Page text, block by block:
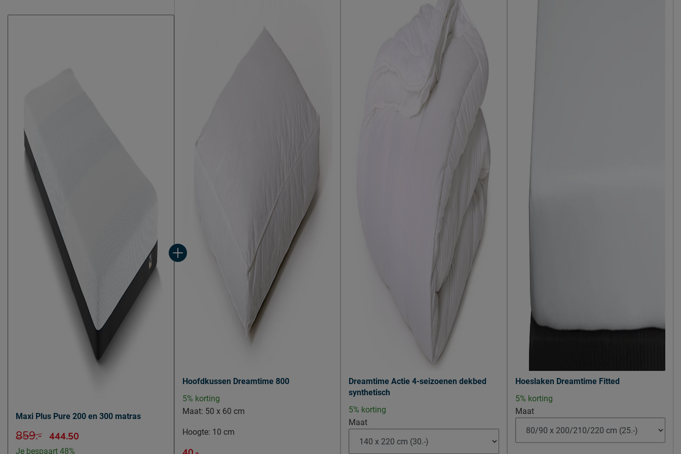
Aantal veren per m2 (circa)
Tijk (matrashoes)
Handvatten
Tijk afritsbaar
Anti huisstofmijt
Advies bedbodem
Geschikt voor de volgende bedbodems
binnenvering bodem, lattenbodem,
schotelbodem, spiraalbodem
Geschikt voor verstelbare bedbodem
Goed om te weten
2 jaar garantie volgens Beter Bed
tijk wasbaar tot 60°C (zie instructie waslabel)
Leveranciersinformatie
Beter Bed B.V.
Postbus 716, 5400 AS, Uden, Nederland
Emailadres
info@beterbed.nl
Maxi Plus Pure 200 en 300 matras
859.- 444.50
Je bespaart 48%
Hoofdkussen Dreamtime 800
5% korting
Maat: 50 x 60 cm
Hoogte: 10 cm
Dreamtime Actie 4-seizoenen dekbed
synthetisch
5% korting
Maat
Hoeslaken Dreamtime Fitted
5% korting
Maat